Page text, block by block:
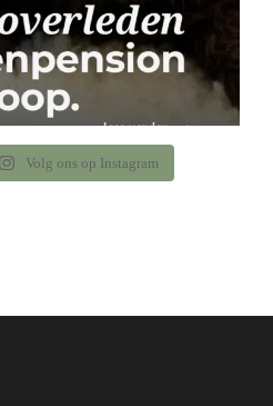
Volg ons op Instagram